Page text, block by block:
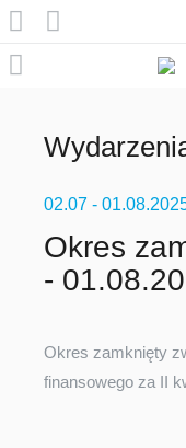
Asseco Spain
Asseco Central
02.07 -
Okres
-
Okres zamknięty
finansowego za II